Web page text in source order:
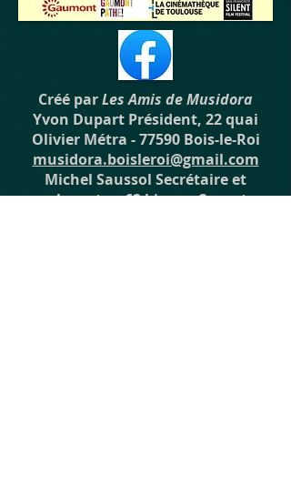
Créé parLes Amis de Musidora
Yvon Dupart Président, 22 quai
Olivier Métra - 77590 Bois-le-Roi
musidora.boisleroi@gmail.com
Michel Saussol Secrétaire et
webmestre, 62 bis rue Carnot -